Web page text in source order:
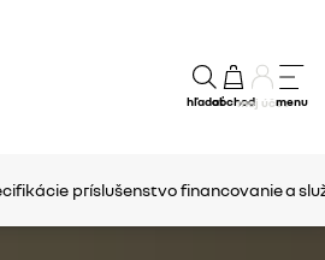
hľadaťobchodmôj účetmenu
príslušenstvo financovanie a